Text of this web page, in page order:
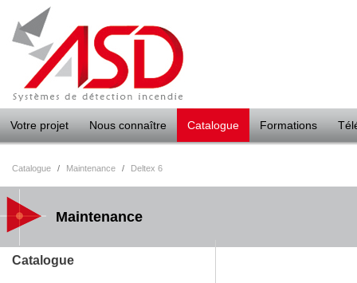
Votre projet Nous connaître Catalogue Formations
Catalogue
Catalogue / Maintenance / Deltex 6
Maintenance
Panneau de gestion des cookies